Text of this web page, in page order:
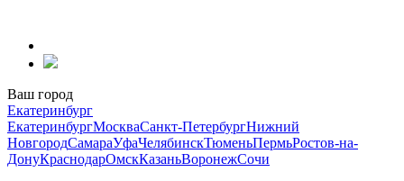
содержанию
Ваш город
Екатеринбург
ЕкатеринбургМоскваСанкт-ПетербургНижний
НовгородСамараУфаЧелябинскТюменьПермьРостов-на-
ДонуКраснодарОмскКазаньВоронежСочи